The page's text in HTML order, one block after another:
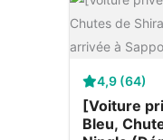
4,9 (64)
[Voiture
Bleu,